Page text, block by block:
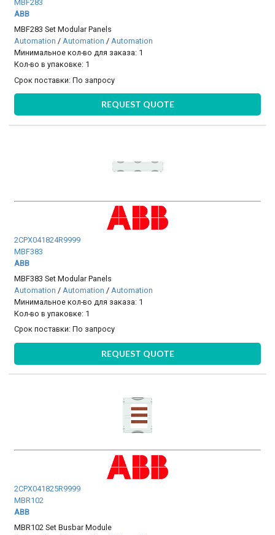
MBF283
ABB
MBF283 Set Modular Panels
Automation /Automation /Automation
Минимальное кол-во для заказа: 1
Кол-во в упаковке: 1
Срок поставки:По запросу
REQUEST QUOTE
2CPX041824R9999
MBF383
ABB
MBF383 Set Modular Panels
Automation / Automation / Automation
Минимальное кол-во для заказа: 1
Кол-во в упаковке: 1
Срок поставки:По запросу
REQUEST QUOTE
2CPX041825R9999
MBR102
ABB
MBR102 Set Busbar Module